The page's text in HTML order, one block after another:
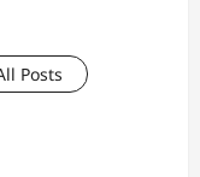
Posts